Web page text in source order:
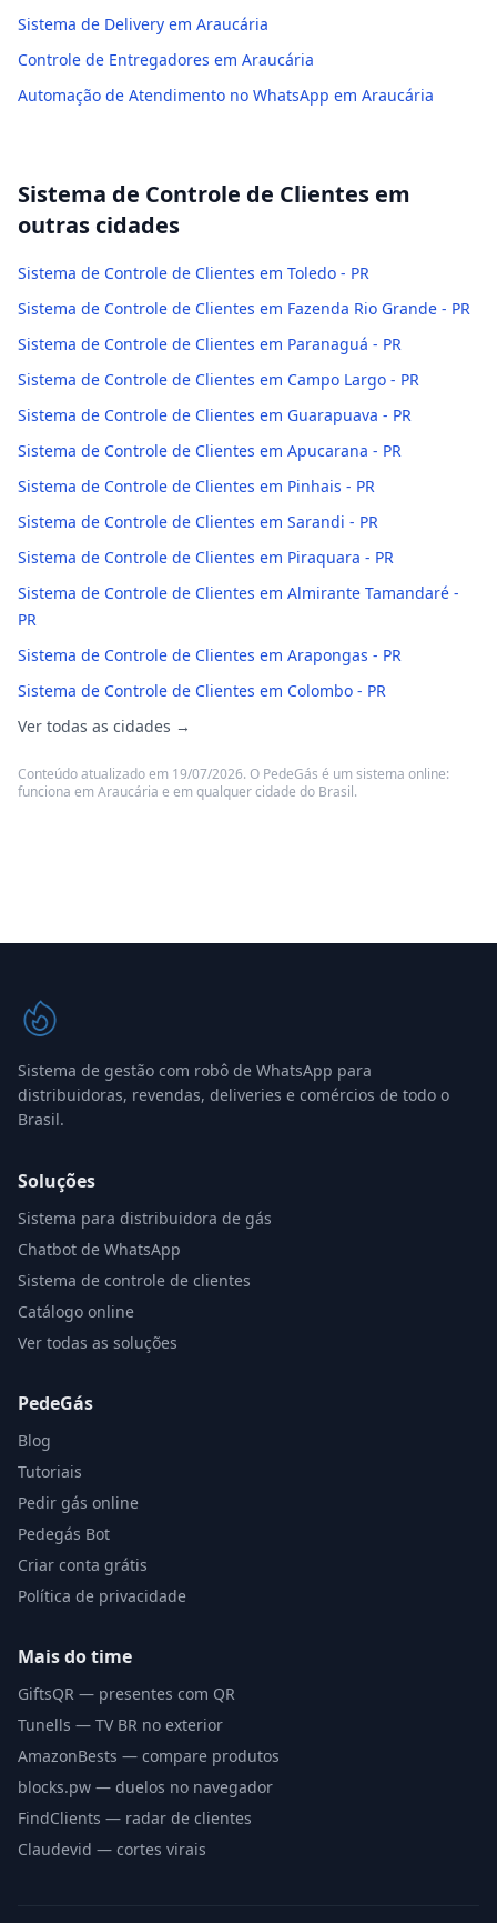
Sistema de Delivery em Araucária
Controle de Entregadores em Araucária
Automação de Atendimento no WhatsApp em Araucária
Sistema de Controle de Clientes em
outras cidades
Sistema de Controle de Clientes em Toledo - PR
Sistema de Controle de Clientes em Fazenda Rio Grande - PR
Sistema de Controle de Clientes em Paranaguá - PR
Sistema de Controle de Clientes em Campo Largo - PR
Sistema de Controle de Clientes em Guarapuava - PR
Sistema de Controle de Clientes em Apucarana - PR
Sistema de Controle de Clientes em Pinhais - PR
Sistema de Controle de Clientes em Sarandi - PR
Sistema de Controle de Clientes em Piraquara - PR
Sistema de Controle de Clientes em Almirante Tamandaré -
PR
Sistema de Controle de Clientes em Arapongas - PR
Sistema de Controle de Clientes em Colombo - PR
Ver todas as cidades →
Conteúdo atualizado em 19/07/2026. O PedeGás é um sistema online:
funciona em Araucária e em qualquer cidade do Brasil.
Sistema de gestão com robô de WhatsApp para
distribuidoras, revendas, deliveries e comércios de todo o
Brasil.
Soluções
Sistema para distribuidora de gás
Chatbot de WhatsApp
Sistema de controle de clientes
Catálogo online
Ver todas as soluções
PedeGás
Blog
Tutoriais
Pedir gás online
Pedegás Bot
Criar conta grátis
Política de privacidade
Mais do time
GiftsQR — presentes com QR
Tunells — TV BR no exterior
AmazonBests — compare produtos
blocks.pw — duelos no navegador
FindClients — radar de clientes
Claudevid — cortes virais